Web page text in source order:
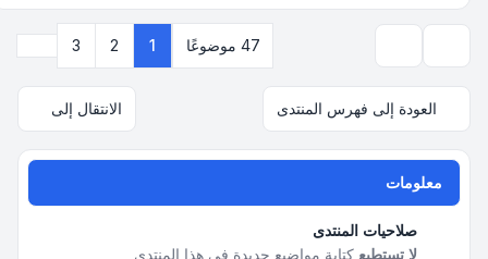
47 موضوعًا
العودة إلى فهرس المنتدى الانتقال إلى
معلومات
صلاحيات المنتدى
لا تستطيعكتابة مواضيع جديدة في هذا المنتدى